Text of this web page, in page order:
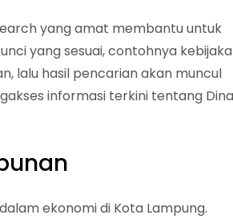
yang amat membantu untuk
yang sesuai, contohnya
lalu hasil pencarian akan muncul
informasi terkini tentang
ekonomi di Kota Lampung.